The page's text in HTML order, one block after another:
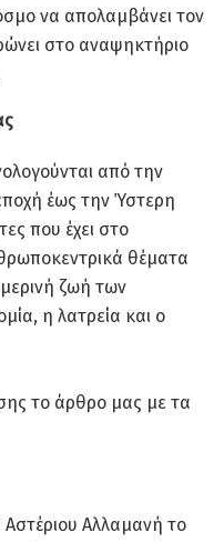
να απολαμβάνει τον
στο αναψηκτήριο
από την
έως την Ύστερη
που έχει στο
θέματα
ζωή των
η λατρεία και ο
το άρθρο μας με τα
Αλλαμανή το